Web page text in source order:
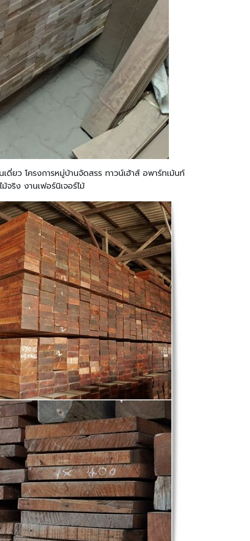
ดี่ยว โครงการหมู่บ้านจัดสรร ทาวน์เฮ้าส์ อพาร์ทเม้นท์
จริง งานเฟอร์นิเจอร์ไม้